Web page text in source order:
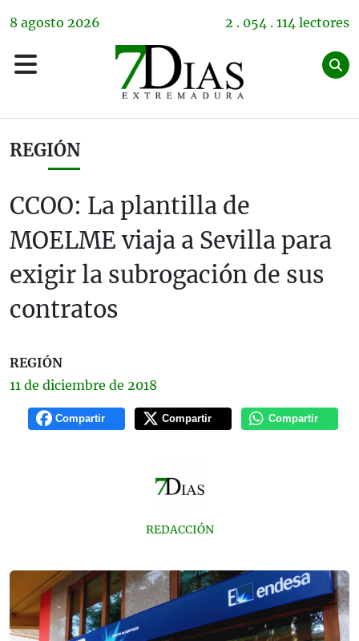
8 agosto 2026 2 . 054 . 114 lectores
REGIÓN
CCOO: La plantilla de
MOELME viaja a Sevilla para
exigir la subrogación de sus
contratos
REGIÓN
11 de diciembre de 2018
Compartir Compartir Compartir
REDACCIÓN